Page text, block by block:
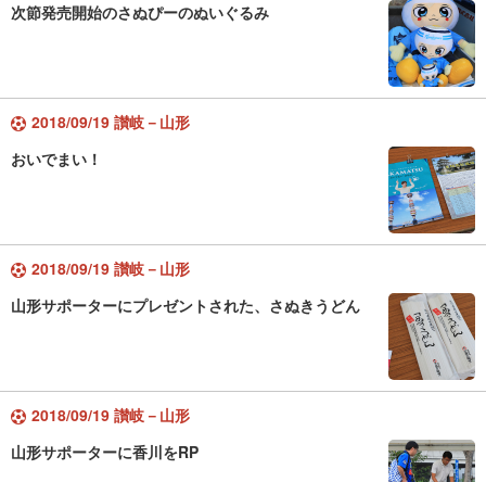
次節発売開始のさぬぴーのぬいぐるみ
2018/09/19 讃岐－山形
おいでまい！
2018/09/19 讃岐－山形
山形サポーターにプレゼントされた、さぬきうどん
2018/09/19 讃岐－山形
山形サポーターに香川をRP